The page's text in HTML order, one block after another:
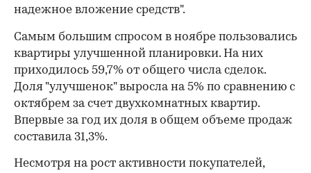
надежное вложение средств".
Самым большим спросом в ноябре пользовались
квартиры улучшенной планировки. На них
приходилось 59,7% от общего числа сделок.
Доля "улучшенок" выросла на 5% по сравнению с
октябрем за счет двухкомнатных квартир.
Впервые за год их доля в общем объеме продаж
составила 31,3%.
Несмотря на рост активности покупателей,